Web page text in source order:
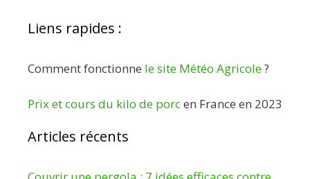
Liens rapides :
Comment fonctionne le site Météo Agricole?
Prix et cours du kilo de porcen France en 2023
Articles récents